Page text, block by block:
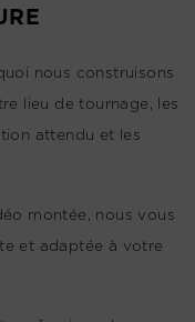
nous construisons
lieu de tournage, les
attendu et les
montée, nous vous
et adaptée à votre